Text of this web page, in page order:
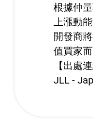
根據仲
上漲動
開發商
值買家
【出處連
JLL -